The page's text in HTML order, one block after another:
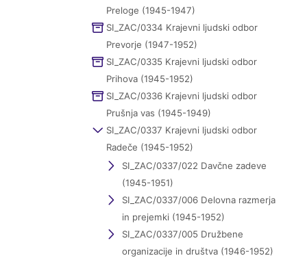
Preloge (1945-1947)
SI_ZAC/0334 Krajevni ljudski odbor
Prevorje (1947-1952)
SI_ZAC/0335 Krajevni ljudski odbor
Prihova (1945-1952)
SI_ZAC/0336 Krajevni ljudski odbor
Prušnja vas (1945-1949)
SI_ZAC/0337 Krajevni ljudski odbor
Radeče (1945-1952)
SI_ZAC/0337/022 Davčne zadeve
(1945-1951)
SI_ZAC/0337/006 Delovna razmerja
in prejemki (1945-1952)
SI_ZAC/0337/005 Družbene
organizacije in društva (1946-1952)